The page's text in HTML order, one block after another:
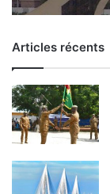
Articles récents